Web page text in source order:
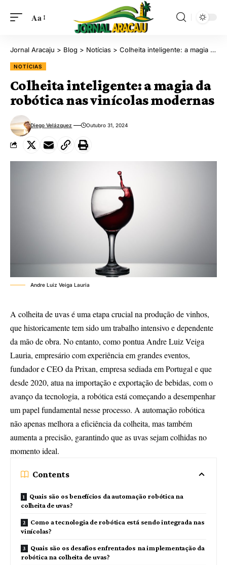
Aa
Jornal Aracaju > Blog > Notícias > Colheita inteligente: a magia da robótica nas vinícolas modernas
NOTÍCIAS
Colheita inteligente: a magia da
robótica nas vinícolas modernas
Diego Velázquez Outubro 31, 2024
Andre Luiz Veiga Lauria
A colheita de uvas é uma etapa crucial na produção de vinhos,
que historicamente tem sido um trabalho intensivo e dependente
da mão de obra. No entanto, como pontua Andre Luiz Veiga
Lauria, empresário com experiência em grandes eventos,
fundador e CEO da Prixan, empresa sediada em Portugal e que
desde 2020, atua na importação e exportação de bebidas, com o
avanço da tecnologia, a robótica está começando a desempenhar
um papel fundamental nesse processo. A automação robótica
não apenas melhora a eficiência da colheita, mas também
aumenta a precisão, garantindo que as uvas sejam colhidas no
momento ideal.
Contents
Quais são os benefícios da automação robótica na
colheita de uvas?
Como a tecnologia de robótica está sendo integrada nas
vinícolas?
Quais são os desafios enfrentados na implementação da
robótica na colheita de uvas?